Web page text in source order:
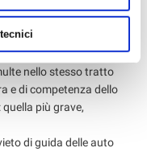
contro mano.
di velocità non
nello stesso tratto
e di competenza dello
più grave,
di guida delle auto